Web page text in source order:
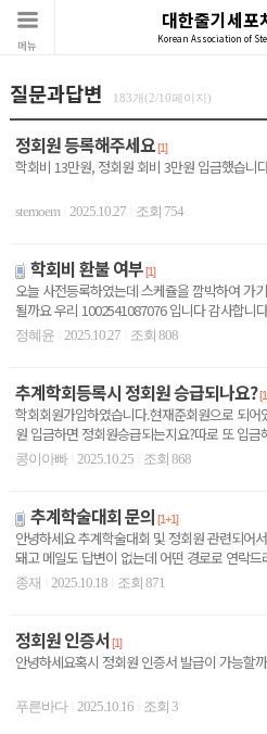
메뉴
대한줄기세포
Korean Association of
질문과답변 183개(2/10페이지)
정회원 등록해주세요[1]
학회비 13만원, 정회원 회비 3만원 입금했습니
stemoem 2025.10.27 조회 754
학회비 환불 여부[1]
오늘 사전등록하였는데 스케쥴을 깜박하여 가
될까요 우리 1002541087076 입니다 감사합니다
정혜윤 2025.10.27 조회 808
추계학회등록시 정회원 승급되나요?
학회회원가입하였습니다.현재준회원으로 되
원 입금하면 정회원승급되는지요?따로 또 입
한번더 수강해야 발급..
콩이아빠 2025.10.25 조회 868
추계학술대회 문의 [1+1]
안녕하세요 추계학술대회 및 정회원 관련되어
돼고 메일도 답변이 없는데 어떤 경로로 연락드
종재 2025.10.18 조회 871
정회원 인증서[1]
안녕하세요혹시 정회원 인증서 발급이 가능할
푸른바다 2025.10.16 조회 3